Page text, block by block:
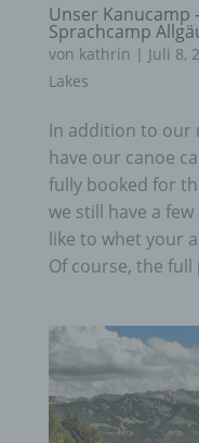
Unser Kanucamp
Sprachcamp
von kathrin | Juli 8,
Lakes
In addition to our
have our canoe
fully booked for
we still have a
like to whet your
Of course, the